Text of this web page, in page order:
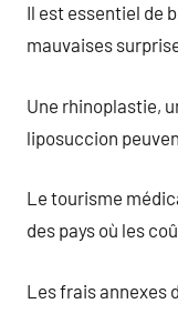
Il est essentiel de
mauvaises
Une rhinoplastie,
liposuccion
Le tourisme
des pays où les
Les frais annexes